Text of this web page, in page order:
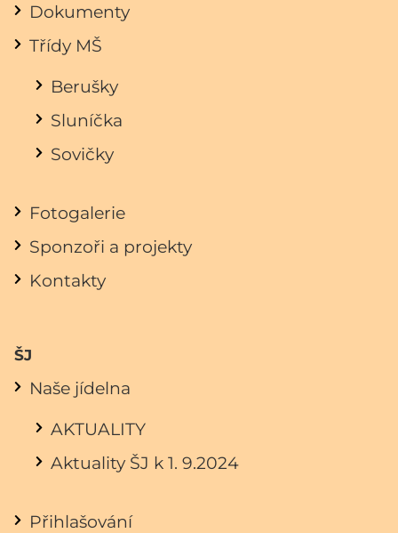
Dokumenty
Třídy MŠ
Berušky
Sluníčka
Sovičky
Fotogalerie
Sponzoři a projekty
Kontakty
ŠJ
Naše jídelna
AKTUALITY
Aktuality ŠJ k 1. 9.2024
Přihlašování